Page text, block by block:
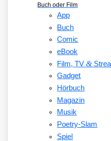
Buch oder Film
App
Buch
Comic
eBook
Film, TV&
Gadget
Hörbuch
Magazin
Musik
Poetry-Slam
Spiel